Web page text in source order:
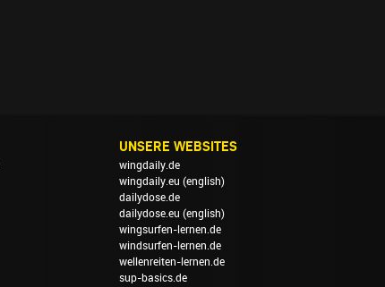
UNSERE WEBSITES
wingdaily.de
wingdaily.eu (english)
dailydose.de
dailydose.eu (english)
wingsurfen-lernen.de
windsurfen-lernen.de
wellenreiten-lernen.de
sup-basics.de